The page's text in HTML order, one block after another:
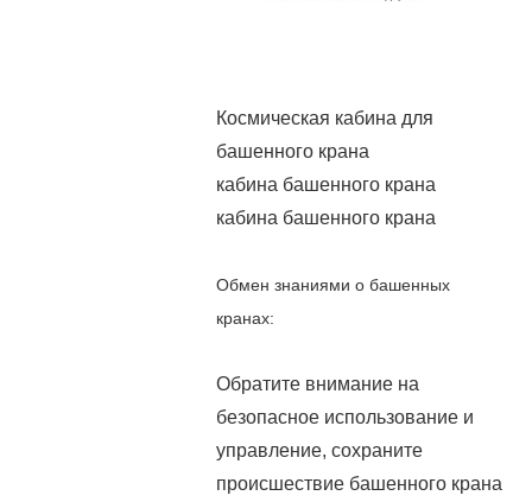
Космическая кабина для
башенного крана
кабина башенного крана
кабина башенного крана
Обмен знаниями о башенных
кранах:
Обратите внимание на
безопасное использование и
управление, сохраните
происшествие башенного крана